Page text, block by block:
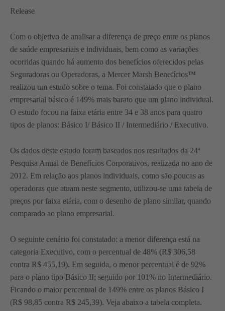
Release
Com o objetivo de analisar a diferença de preço entre os planos
de saúde empresariais e individuais, bem como as variações
ocorridas quando há aumento dos benefícios oferecidos pelas
Seguradoras ou Operadoras, a Mercer Marsh Benefícios™
realizou um estudo sobre o tema. Foi constatado que o plano
empresarial básico é 149% mais barato que um plano individual.
O estudo focou na faixa etária entre 34 e 38 anos para quatro
tipos de planos: Básico I/ Básico II / Intermediário / Executivo.
Os dados deste estudo foram baseados nos resultados da 24ª
Pesquisa Anual de Benefícios Corporativos, realizada no ano de
2012. Em relação aos planos individuais, como são poucas as
operadoras que atuam neste segmento, utilizou-se uma tabela de
preços por faixa etária, com o desenho de plano similar, quando
comparado ao plano empresarial.
O seguinte cenário foi constatado: a menor diferença está na
categoria Executivo, com o percentual de 48% (R$ 306,58
contra R$ 455,19). Em seguida, o menor percentual é de 92%
para o plano tipo Básico II; seguido por 101% no Intermediário.
Ficando o maior percentual de 149% entre os planos Básico I
(R$ 98,85 contra R$ 245,39). Veja abaixo a tabela completa.